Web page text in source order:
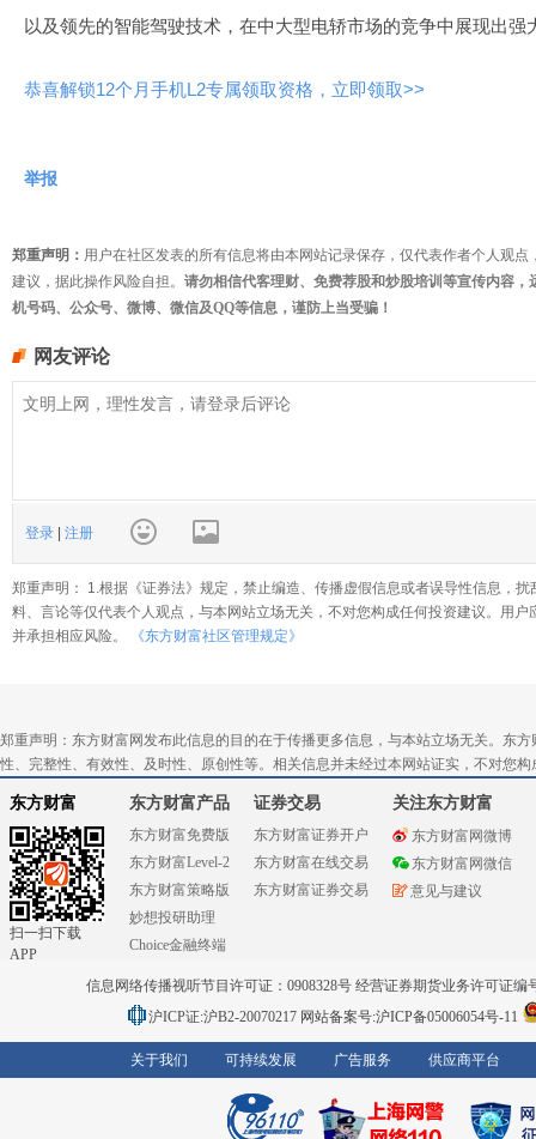
以及领先的智能驾驶技术，在中大型电轿市场的竞争中展现出强
恭喜解锁12个月手机L2专属领取资格，立即领取>>
举报
郑重声明： 用户在社区发表的所有信息将由本网站记录保存，仅代表作者个人观
建议，据此操作风险自担。 请勿相信代客理财、免费荐股和炒股培训等宣传内容
机号码、公众号、微博、微信及QQ等信息，谨防上当受骗！
网友评论
登录 注册
郑重声明： 1.根据《证券法》规定，禁止编造、传播虚假信息或者误导性信息，
料、言论等仅代表个人观点，与本网站立场无关，不对您构成任何投资建议。用
并承担相应风险。
《东方财富社区管理规定》
郑重声明：东方财富网发布此信息的目的在于传播更多信息，与本站立场无关。东
性、完整性、有效性、及时性、原创性等。相关信息并未经过本网站证实，不对您
东方财富
扫一扫下载
APP
东方财富产品
东方财富免费版
东方财富Level-2
东方财富策略版
妙想投研助理
Choice金融终端
证券交易
东方财富证券开户
东方财富在线交易
东方财富证券交易
关注东方财富
东方财富网微博
东方财富网微信
意见与建议
信息网络传播视听节目许可证：0908328号 经营证券期货业务许可证编
沪ICP证:沪B2-20070217 网站备案号:沪ICP备05006054号-11
关于我们 可持续发展 广告服务 供应商平台